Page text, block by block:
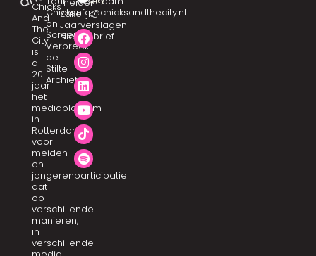
Chicks
And
The
City
is
al
20
jaar
het
mediaplatform
in
Rotterdam
voor
meiden-
en
jongerenparticipatie
dat
op
verschillende
manieren,
in
verschillende
Chicks
on
Screen
Verbreek
de
Stilte
Archief
Zakelijk
Jaarverslagen
Nieuwsbrief
info@chicksandthecity.nl